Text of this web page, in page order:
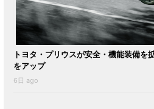
トヨタ・プリウスが安全・機能装備を
をアップ
6日 ago